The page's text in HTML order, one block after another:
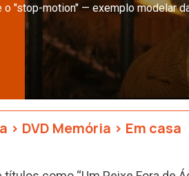
o "stop-motion" — exemplo modelar
> DVD Memória > Em casa